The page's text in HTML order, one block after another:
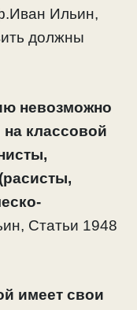
Ильин,
должны
невозможно
на классовой
Статьи 1948
имеет свои